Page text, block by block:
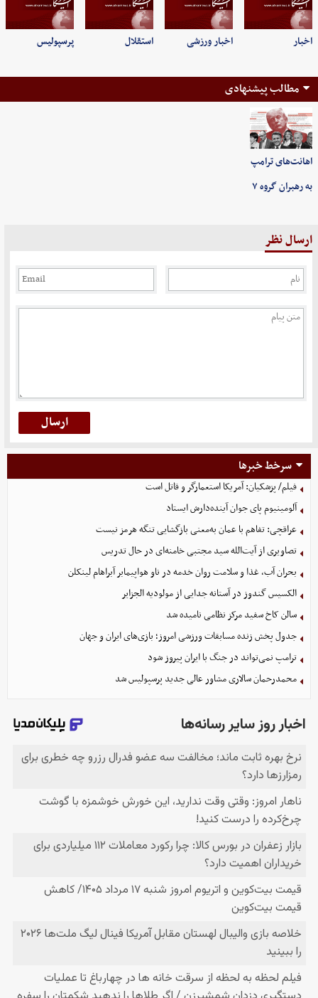
اخبار اخبار ورزشی استقلال پرسپولیس
مطالب پیشنهادی
اهانت‌های ترامپ
به رهبران گروه ۷
ارسال نظر
سرخط خبرها
فیلم/ پزشکیان: آمریکا استعمارگر و قاتل است
آلومینیوم پای جوان آینده‌دارش ایستاد
عراقچی: تفاهم با عمان به‌معنی بازگشایی تنگه هرمز نیست
تصاویری از آیت‌الله سید مجتبی خامنه‌ای در حال تدریس
بحران آب، غذا و سلامت روان خدمه در ناو هواپیمابر آبراهام لینکلن
الکسیس گندوز در آستانه جدایی از مولودیه الجزایر
سالن کاخ سفید مرکز نظامی نامیده شد
جدول پخش زنده مسابقات ورزشی امروز؛ بازی‌های ایران و جهان
ترامپ نمی‌تواند در جنگ با ایران پیروز شود
محمدرحمان سالاری مشاور عالی جدید پرسپولیس شد